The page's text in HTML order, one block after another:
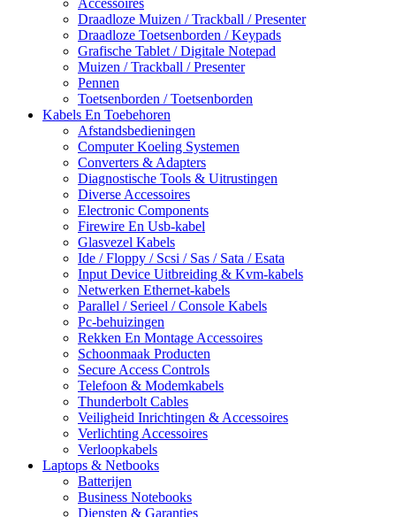
Accessoires
Draadloze Muizen / Trackball / Presenter
Draadloze Toetsenborden / Keypads
Grafische Tablet / Digitale Notepad
Muizen / Trackball / Presenter
Pennen
Toetsenborden / Toetsenborden
Kabels En Toebehoren
Afstandsbedieningen
Computer Koeling Systemen
Converters & Adapters
Diagnostische Tools & Uitrustingen
Diverse Accessoires
Electronic Components
Firewire En Usb-kabel
Glasvezel Kabels
Ide / Floppy / Scsi / Sas / Sata / Esata
Input Device Uitbreiding & Kvm-kabels
Netwerken Ethernet-kabels
Parallel / Serieel / Console Kabels
Pc-behuizingen
Rekken En Montage Accessoires
Schoonmaak Producten
Secure Access Controls
Telefoon & Modemkabels
Thunderbolt Cables
Veiligheid Inrichtingen & Accessoires
Verlichting Accessoires
Verloopkabels
Laptops & Netbooks
Batterijen
Business Notebooks
Diensten & Garanties